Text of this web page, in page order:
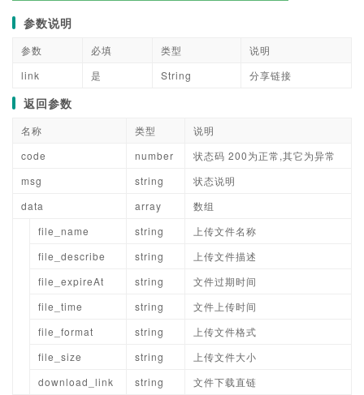
参数说明
参数 必填 类型
说明
link
是 String 分享链接
返回参数
名称 类型
说明
code
number
状态码 200为正常,其它为异常
msg
string
状态说明
data
array
数组
file_name
string
上传文件名称
file_describe
string
上传文件描述
file_expireAt
string
文件过期时间
file_time
string
文件上传时间
file_format
string
上传文件格式
file_size
string
上传文件大小
download_link
string 文件下载直链